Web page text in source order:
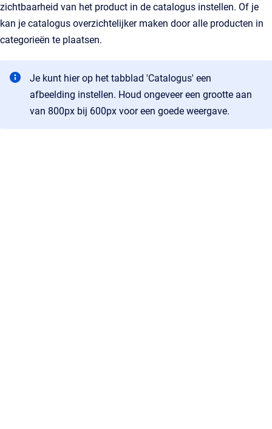
zichtbaarheid van het product in de catalogus instellen. Of je
kan je catalogus overzichtelijker maken door alle producten in
categorieën te plaatsen.
Je kunt hier op het tabblad 'Catalogus' een
afbeelding instellen. Houd ongeveer een grootte aan
van 800px bij 600px voor een goede weergave.